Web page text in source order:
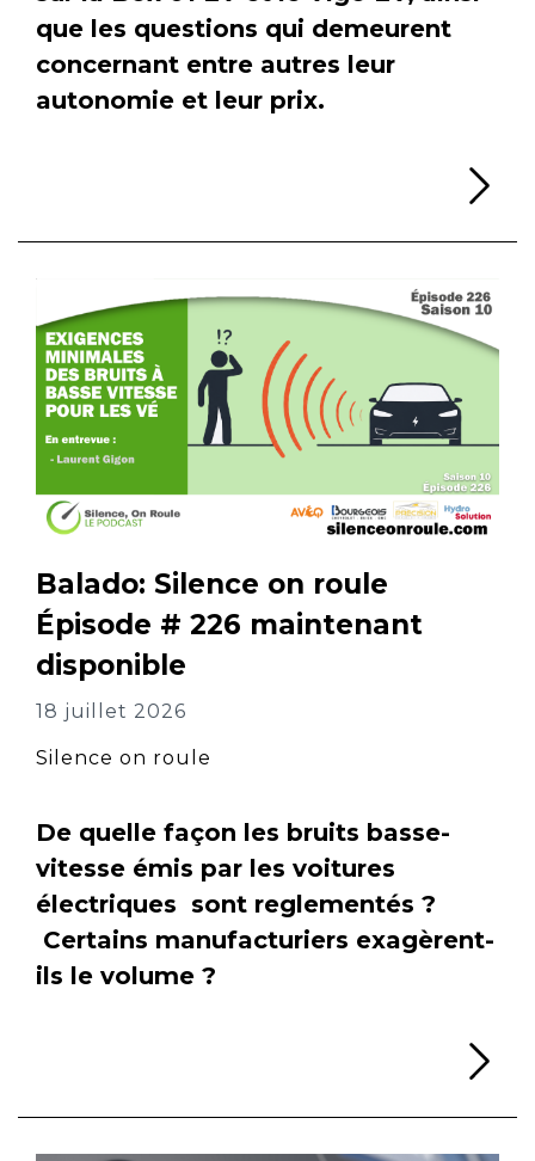
que les questions qui demeurent
concernant entre autres leur
autonomie et leur prix.
Balado: Silence on roule
Épisode # 226 maintenant
disponible
18 juillet 2026
Silence on roule
De quelle façon les bruits basse-
vitesse émis par les voitures
électriques sont reglementés ?
Certains manufacturiers exagèrent-
ils le volume ?